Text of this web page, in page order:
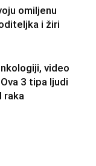
omiljenu
i žiri
video
3 tipa ljudi
raka